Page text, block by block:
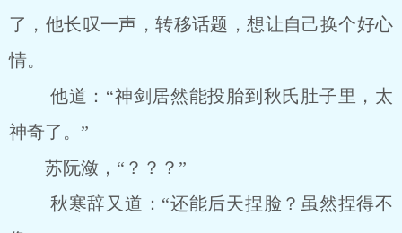
了，他长叹一声，转移话题，想让自己换个好心
情。
他道：“神剑居然能投胎到秋氏肚子里，太
神奇了。”
苏阮潋，“？？？”
秋寒辞又道：“还能后天捏脸？虽然捏得不